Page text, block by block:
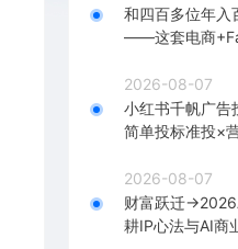
和四百多位年入
——这套电商
2026-08-07
小红书千帆广告
简单投标准投×
2026-08-07
财富跃迁
耕IP心法与AI商